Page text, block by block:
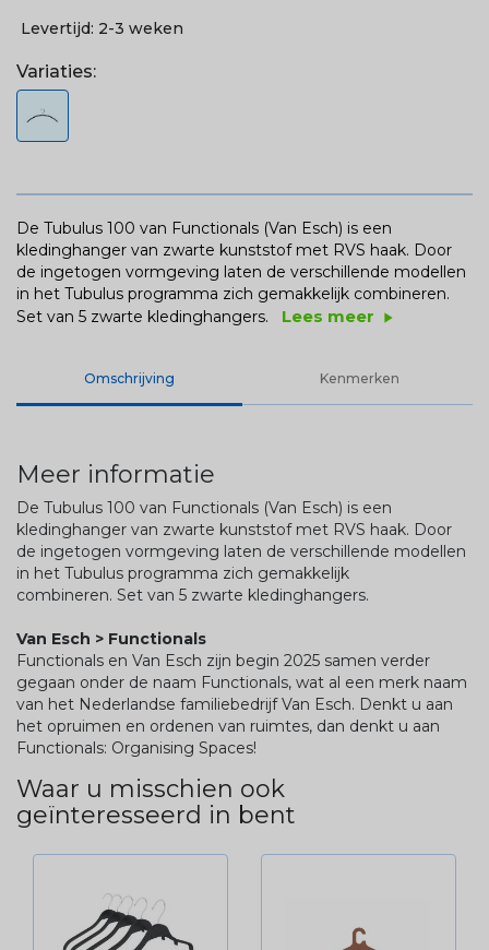
Levertijd: 2-3 weken
Variaties:
De Tubulus 100 van Functionals (Van Esch) is een
kledinghanger van zwarte kunststof met RVS haak. Door
de ingetogen vormgeving laten de verschillende modellen
in het Tubulus programma zich gemakkelijk combineren.
Set van 5 zwarte kledinghangers.
Lees meer play_arrow
Omschrijving Kenmerken
Meer informatie
De Tubulus 100 van Functionals (Van Esch) is een
kledinghanger van zwarte kunststof met RVS haak. Door
de ingetogen vormgeving laten de verschillende modellen
in het Tubulus programma zich gemakkelijk
combineren. Set van 5 zwarte kledinghangers.
Van Esch > Functionals
Functionals en Van Esch zijn begin 2025 samen verder
gegaan onder de naam Functionals, wat al een merk naam
van het Nederlandse familiebedrijf Van Esch. Denkt u aan
het opruimen en ordenen van ruimtes, dan denkt u aan
Functionals: Organising Spaces!
Waar u misschien ook
geïnteresseerd in bent